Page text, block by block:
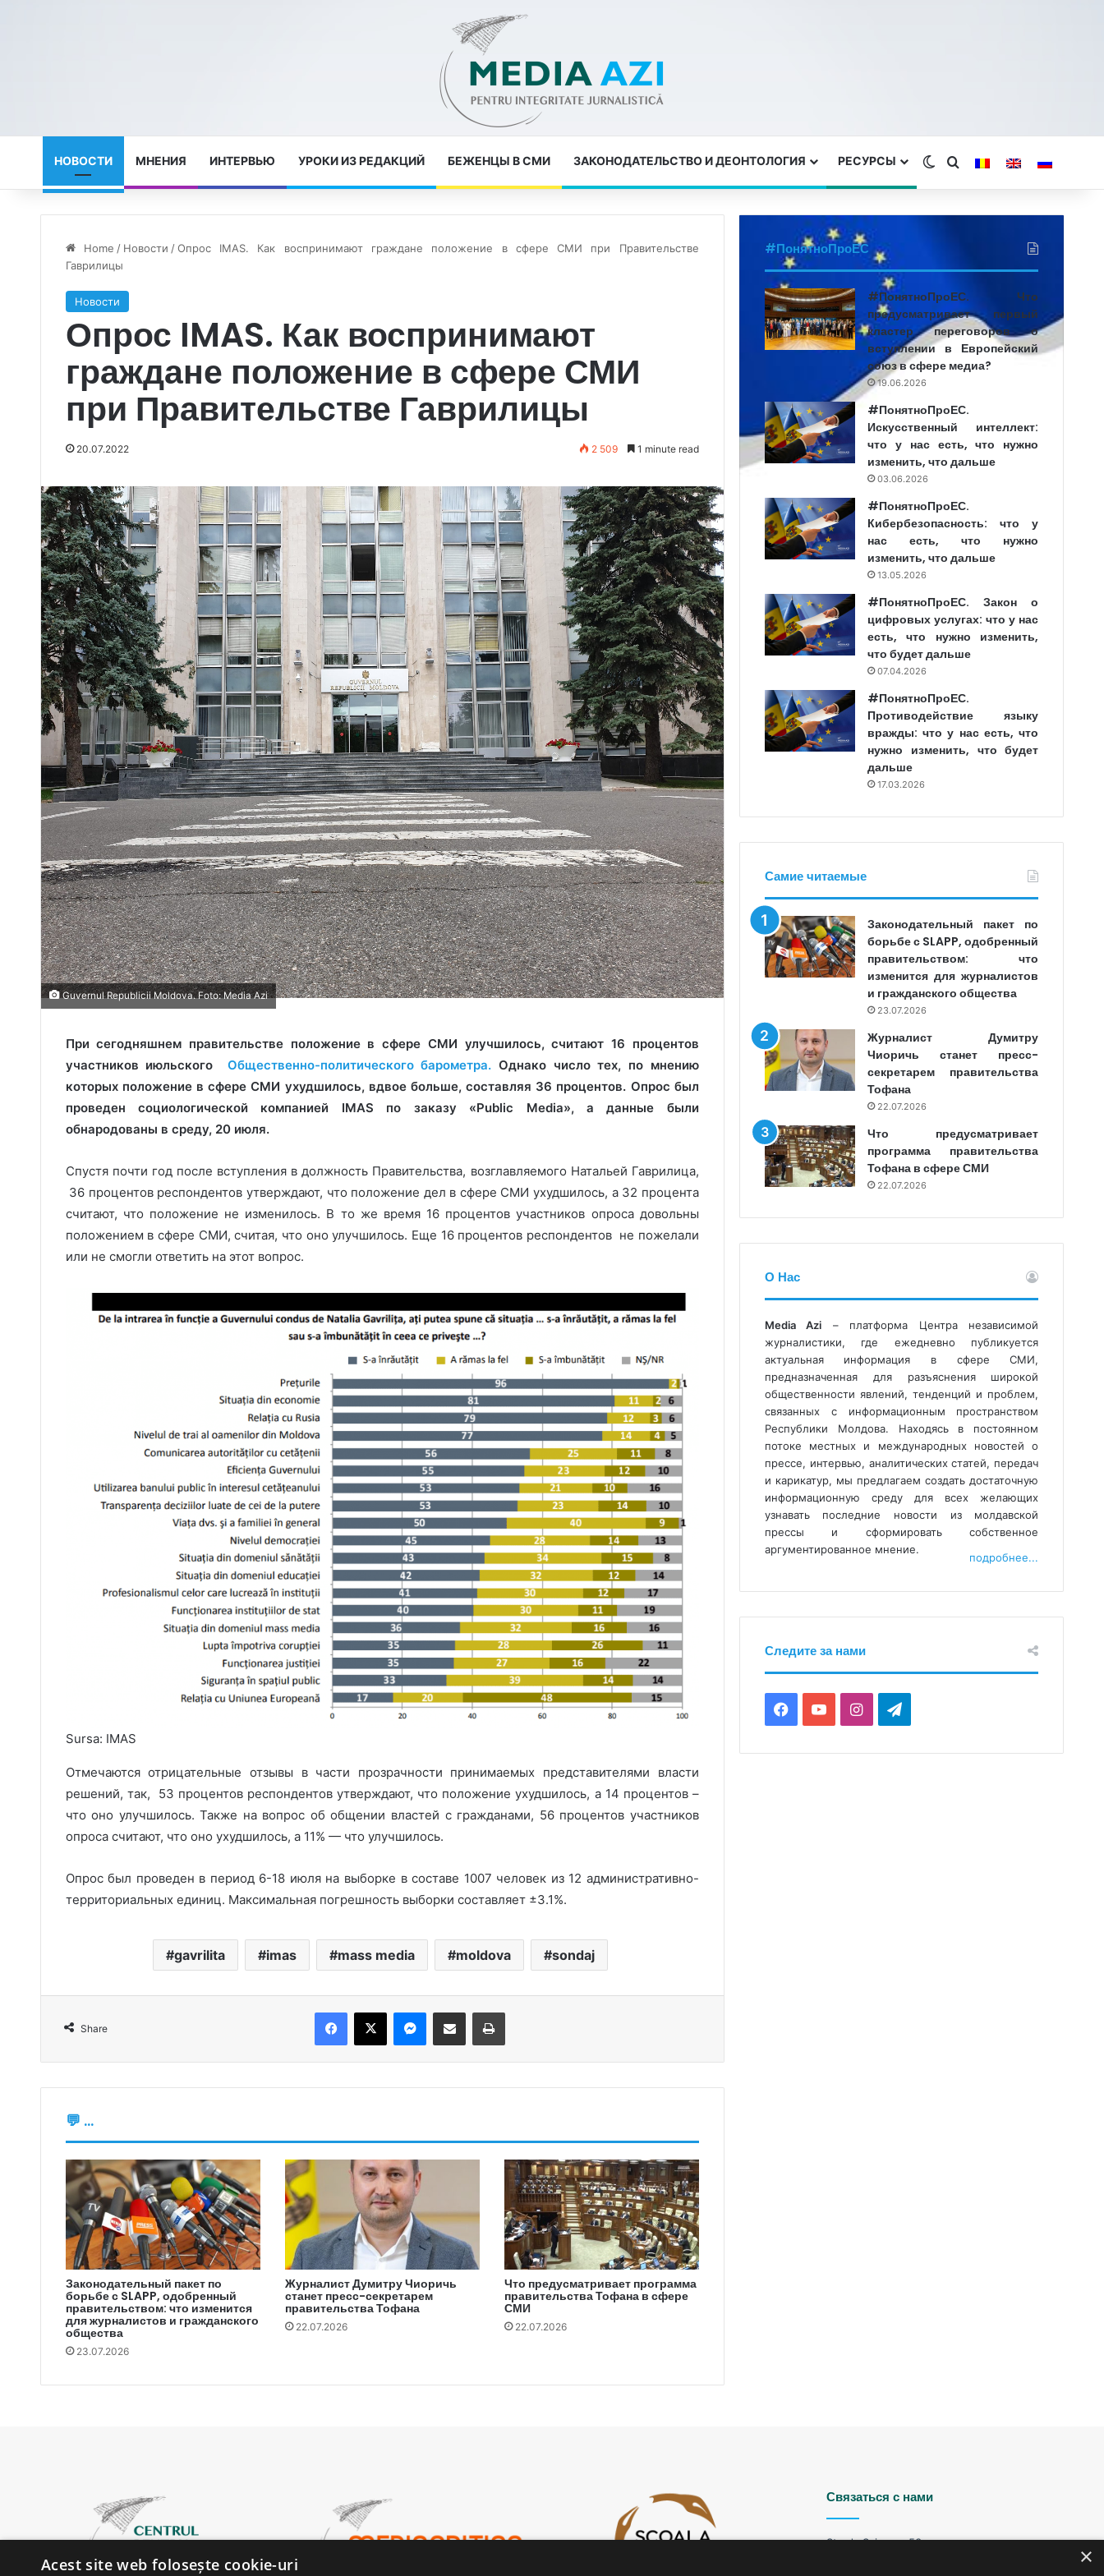
НОВОСТИ МНЕНИЯ ИНТЕРВЬЮ УРОКИ ИЗ РЕДАКЦИЙ БЕЖЕНЦЫ В СМИ ЗАКОНОДАТЕЛЬСТВО И ДЕОНТОЛОГИЯ РЕСУРСЫ Switch skin
Search for
Home / Новости /Опрос IMAS. Как воспринимают граждане положение в сфере СМИ при Правительстве
Гаврилицы
Новости
Опрос IMAS. Как воспринимают
граждане положение в сфере СМИ
при Правительстве Гаврилицы
20.07.2022 2 509 1 minute read
Guvernul Republicii Moldova. Foto: Media Azi
При сегодняшнем правительстве положение в сфере СМИ улучшилось, считают 16 процентов
участников июльского Общественно-политического барометра. Однако число тех, по мнению
которых положение в сфере СМИ ухудшилось, вдвое больше, составляя 36 процентов. Опрос был
проведен социологической компанией IMAS по заказу «Public Media», а данные были
обнародованы в среду, 20 июля.
Спустя почти год после вступления в должность Правительства, возглавляемого Натальей Гаврилица,
36 процентов респондентов утверждают, что положение дел в сфере СМИ ухудшилось, а 32 процента
считают, что положение не изменилось. В то же время 16 процентов участников опроса довольны
положением в сфере СМИ, считая, что оно улучшилось. Еще 16 процентов респондентов не пожелали
или не смогли ответить на этот вопрос.
Sursa: IMAS
Отмечаются отрицательные отзывы в части прозрачности принимаемых представителями власти
решений, так, 53 процентов респондентов утверждают, что положение ухудшилось, а 14 процентов –
что оно улучшилось. Также на вопрос об общении властей с гражданами, 56 процентов участников
опроса считают, что оно ухудшилось, а 11% — что улучшилось.
Опрос был проведен в период 6-18 июля на выборке в составе 1007 человек из 12 административно-
территориальных единиц. Максимальная погрешность выборки составляет ±3.1%.
gavrilita imas mass media moldova sondaj
Share
Facebook
X Messenger
Share via Email Print
💬 ...
Законодательный пакет по
борьбе с SLAPP, одобренный
правительством: что изменится
для журналистов и гражданского
общества
23.07.2026
Журналист Думитру Чиоричь
станет пресс-секретарем
правительства Тофана
22.07.2026
Что предусматривает программа
правительства Тофана в сфере
СМИ
22.07.2026
#ПонятноПроЕС
#ПонятноПроЕС. Что
предусматривает первый
кластер переговоров о
вступлении в Европейский
союз в сфере медиа?
19.06.2026
#ПонятноПроЕС.
Искусственный интеллект:
что у нас есть, что нужно
изменить, что дальше
03.06.2026
#ПонятноПроЕС.
Кибербезопасность: что у
нас есть, что нужно
изменить, что дальше
13.05.2026
#ПонятноПроЕС. Закон о
цифровых услугах: что у нас
есть, что нужно изменить,
что будет дальше
07.04.2026
#ПонятноПроЕС.
Противодействие языку
вражды: что у нас есть, что
нужно изменить, что будет
дальше
17.03.2026
Самие читаемые
Законодательный пакет по
борьбе с SLAPP, одобренный
правительством: что
изменится для журналистов
и гражданского общества
23.07.2026
Журналист Думитру
Чиоричь станет пресс-
секретарем правительства
Тофана
22.07.2026
Что предусматривает
программа правительства
Тофана в сфере СМИ
22.07.2026
О Нас
Media Azi – платформа Центра независимой
журналистики, где ежедневно публикуется
актуальная информация в сфере СМИ,
предназначенная для разъяснения широкой
общественности явлений, тенденций и проблем,
связанных с информационным пространством
Республики Молдова. Находясь в постоянном
потоке местных и международных новостей о
прессе, интервью, аналитических статей, передач
и карикатур, мы предлагаем создать достаточную
информационную среду для всех желающих
узнавать последние новости из молдавской
прессы и сформировать собственное
аргументированное мнение.
подробнее...
Следите за нами
Facebook
YouTubeInstagramTelegram
Связаться с нами
Strada Șciusev, 53
×
Acest site web folosește cookie-uri